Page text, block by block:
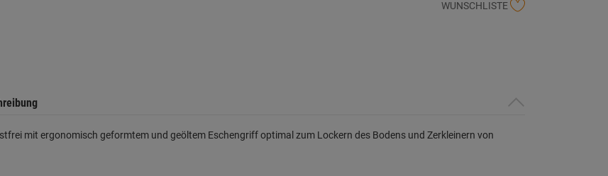
WUNSCHLISTE
mit ergonomisch geformtem und geöltem Eschengriff optimal zum Lockern des Bodens und Zerkleinern von